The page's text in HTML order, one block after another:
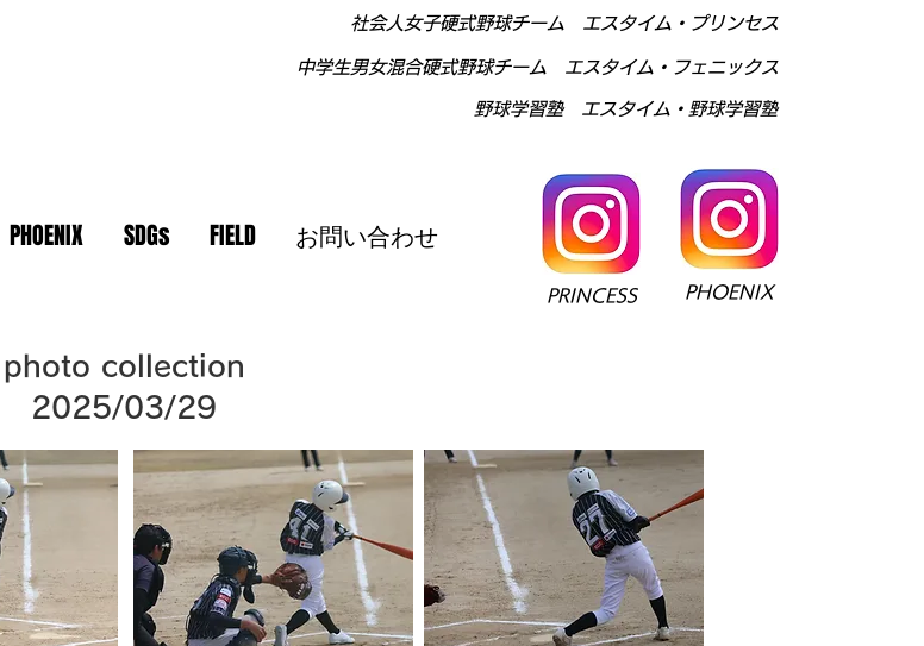
社会人女子硬式野球チーム エスタイム・プリンセス
中学生男女混合硬式野球チーム エスタイム・フェニックス
野球学習塾 エスタイム・野球学習塾
PHOENIX SDGs FIELD お問い合わせ
PRINCESS PHOENIX
photo collection
2025/03/29